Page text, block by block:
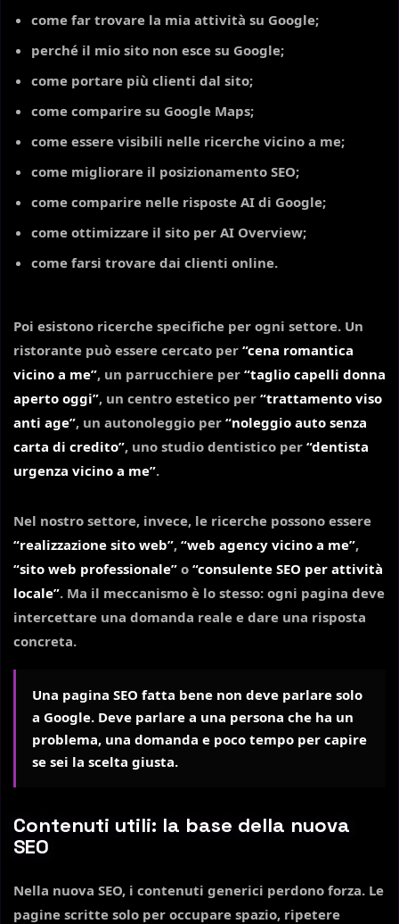
come far trovare la mia attività su Google;
perché il mio sito non esce su Google;
come portare più clienti dal sito;
come comparire su Google Maps;
come essere visibili nelle ricerche vicino a me;
come migliorare il posizionamento SEO;
come comparire nelle risposte AI di Google;
come ottimizzare il sito per AI Overview;
come farsi trovare dai clienti online.
Poi esistono ricerche specifiche per ogni settore. Un
ristorante può essere cercato per “cena romantica
vicino a me”, un parrucchiere per “taglio capelli donna
aperto oggi”, un centro estetico per “trattamento viso
anti age”, un autonoleggio per “noleggio auto senza
carta di credito”, uno studio dentistico per “dentista
urgenza vicino a me”.
Nel nostro settore, invece, le ricerche possono essere
“realizzazione sito web”, “web agency vicino a me”,
“sito web professionale” o “consulente SEO per attività
locale”. Ma il meccanismo è lo stesso: ogni pagina deve
intercettare una domanda reale e dare una risposta
concreta.
Una pagina SEO fatta bene non deve parlare solo
a Google. Deve parlare a una persona che ha un
problema, una domanda e poco tempo per capire
se sei la scelta giusta.
Contenuti utili: la base della nuova
SEO
Nella nuova SEO, i contenuti generici perdono forza. Le
pagine scritte solo per occupare spazio, ripetere